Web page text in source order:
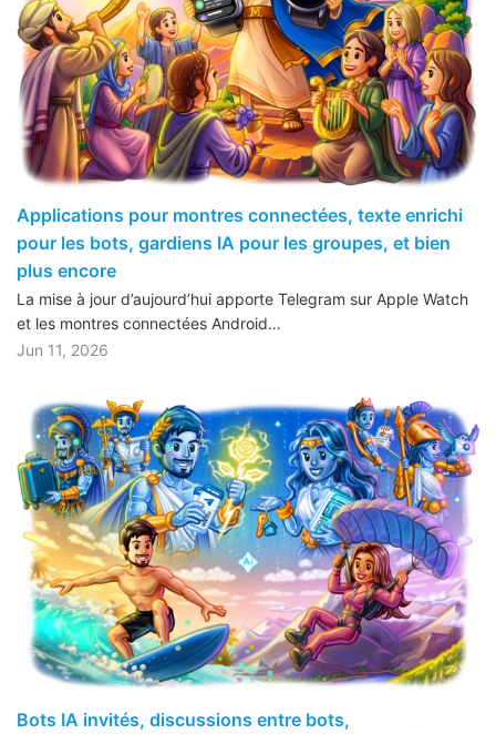
Applications pour montres connectées, texte enrichi
pour les bots, gardiens IA pour les groupes, et bien
plus encore
La mise à jour d’aujourd’hui apporte Telegram sur Apple Watch
et les montres connectées Android…
Jun 11, 2026
Bots IA invités, discussions entre bots,